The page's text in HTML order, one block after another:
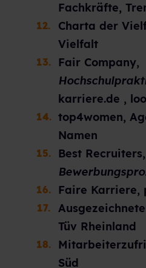
Fachkräfte,
Charta der
Vielfalt
Fair Company,
karriere.de ,
top4women,
Namen
Best Recruiters,
Faire Karriere,
Tüv Rheinland
Süd